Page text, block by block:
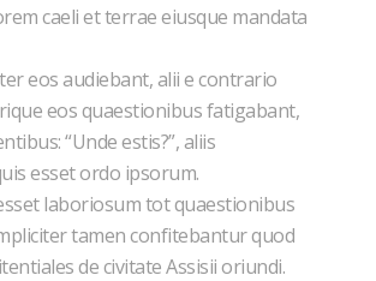
caeli et terrae eiusque mandata
eos audiebant, alii e contrario
eos quaestionibus fatigabant,
“Unde estis?”, aliis
esset ordo ipsorum.
laboriosum tot quaestionibus
tamen confitebantur quod
de civitate Assisii oriundi.